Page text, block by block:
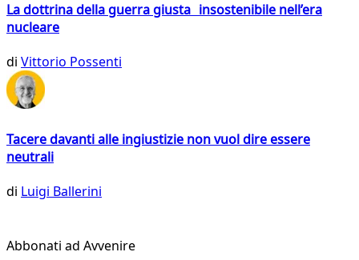
La dottrina della guerra giusta insostenibile nell’era
nucleare
di Vittorio Possenti
Tacere davanti alle ingiustizie non vuol dire essere
neutrali
di Luigi Ballerini
Abbonati ad Avvenire